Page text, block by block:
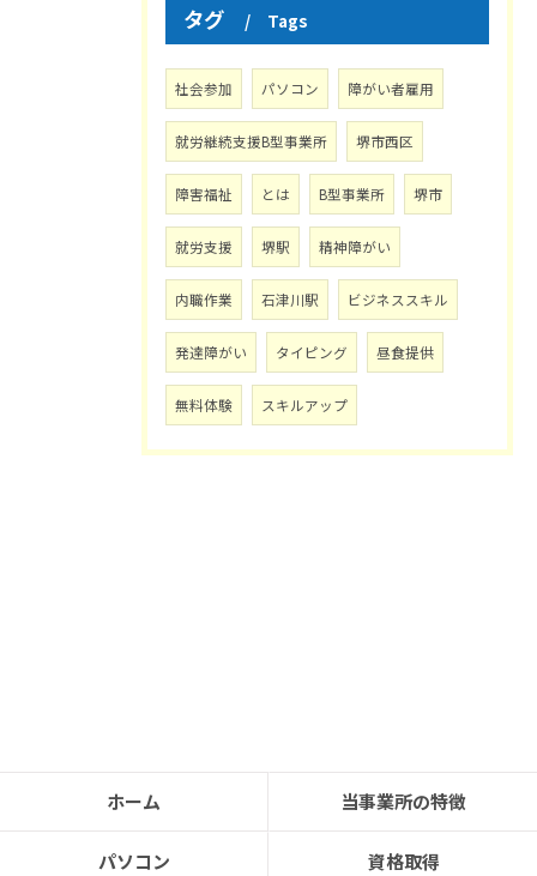
タグ Tags
社会参加 パソコン 障がい者雇用
就労継続支援B型事業所 堺市西区
障害福祉 とは B型事業所 堺市
就労支援 堺駅 精神障がい
内職作業 石津川駅 ビジネススキル
発達障がい タイピング 昼食提供
無料体験 スキルアップ
ホーム 当事業所の特徴
パソコン 資格取得